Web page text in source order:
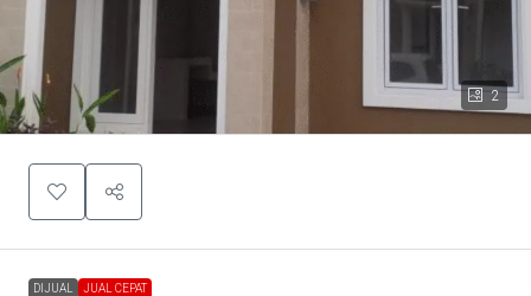
2
DIJUAL JUAL CEPAT